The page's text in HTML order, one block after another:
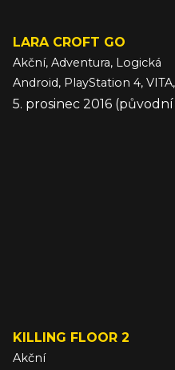
LARA CROFT GO
Akční, Adventura, Logická
Android, PlayStation 4,
5. prosinec 2016
KILLING FLOOR 2
Akční